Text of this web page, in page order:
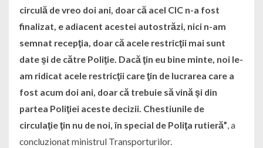
circulă de vreo doi ani, doar că acel CIC n-a fost
finalizat, e adiacent acestei autostrăzi, nici n-am
semnat recepţia, doar că acele restricţii mai sunt
date şi de către Poliţie. Dacă ţin eu bine minte, noi le-
am ridicat acele restricţii care ţin de lucrarea care a
fost acum doi ani, doar că trebuie să vină şi din
partea Poliţiei aceste decizii. Chestiunile de
circulaţie ţin nu de noi, în special de Poliţa rutieră”, a
concluzionat ministrul Transporturilor.